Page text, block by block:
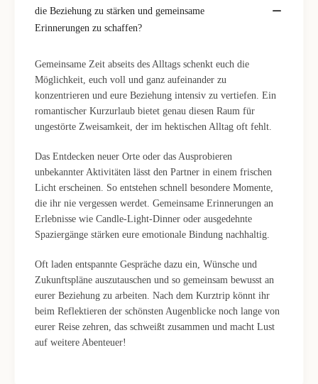
die Beziehung zu stärken und gemeinsame
Erinnerungen zu schaffen?
Gemeinsame Zeit abseits des Alltags schenkt euch die
Möglichkeit, euch voll und ganz aufeinander zu
konzentrieren und eure Beziehung intensiv zu vertiefen. Ein
romantischer Kurzurlaub bietet genau diesen Raum für
ungestörte Zweisamkeit, der im hektischen Alltag oft fehlt.
Das Entdecken neuer Orte oder das Ausprobieren
unbekannter Aktivitäten lässt den Partner in einem frischen
Licht erscheinen. So entstehen schnell besondere Momente,
die ihr nie vergessen werdet. Gemeinsame Erinnerungen an
Erlebnisse wie Candle-Light-Dinner oder ausgedehnte
Spaziergänge stärken eure emotionale Bindung nachhaltig.
Oft laden entspannte Gespräche dazu ein, Wünsche und
Zukunftspläne auszutauschen und so gemeinsam bewusst an
eurer Beziehung zu arbeiten. Nach dem Kurztrip könnt ihr
beim Reflektieren der schönsten Augenblicke noch lange von
eurer Reise zehren, das schweißt zusammen und macht Lust
auf weitere Abenteuer!